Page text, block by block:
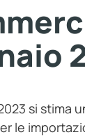
si stima
le